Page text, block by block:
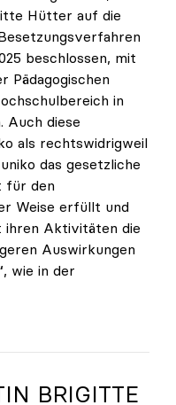
Hütter auf die
beschlossen, mit
Pädagogischen
in
Auch diese
als rechtswidrigweil
das gesetzliche
für den
Weise erfüllt und
ihren Aktivitäten die
Auswirkungen
wie in der
nun doch
BRIGITTE